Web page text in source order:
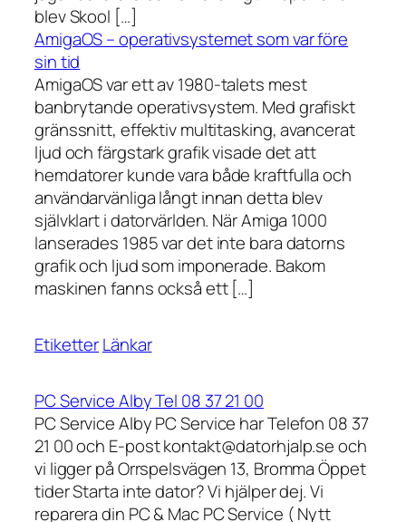
blev Skool […]
AmigaOS – operativsystemet som var före
sin tid
AmigaOS var ett av 1980-talets mest
banbrytande operativsystem. Med grafiskt
gränssnitt, effektiv multitasking, avancerat
ljud och färgstark grafik visade det att
hemdatorer kunde vara både kraftfulla och
användarvänliga långt innan detta blev
självklart i datorvärlden. När Amiga 1000
lanserades 1985 var det inte bara datorns
grafik och ljud som imponerade. Bakom
maskinen fanns också ett […]
EtiketterLänkar
PC Service Alby Tel 08 37 21 00
PC Service Alby PC Service har Telefon 08 37
21 00 och E-post kontakt@datorhjalp.se och
vi ligger på Orrspelsvägen 13, Bromma Öppet
tider Starta inte dator? Vi hjälper dej. Vi
reparera din PC & Mac PC Service ( Nytt